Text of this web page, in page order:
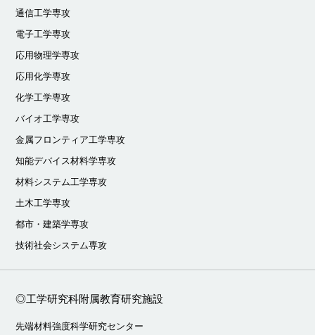
通信工学専攻
電子工学専攻
応用物理学専攻
応用化学専攻
化学工学専攻
バイオ工学専攻
金属フロンティア工学専攻
知能デバイス材料学専攻
材料システム工学専攻
土木工学専攻
都市・建築学専攻
技術社会システム専攻
◎工学研究科附属教育研究施設
先端材料強度科学研究センター